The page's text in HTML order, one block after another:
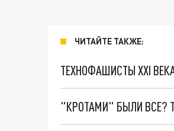
ЧИТАЙТЕ ТАКЖЕ:
ТЕХНОФАШИСТЫ XXI
"КРОТАМИ" БЫЛИ ВСЕ?